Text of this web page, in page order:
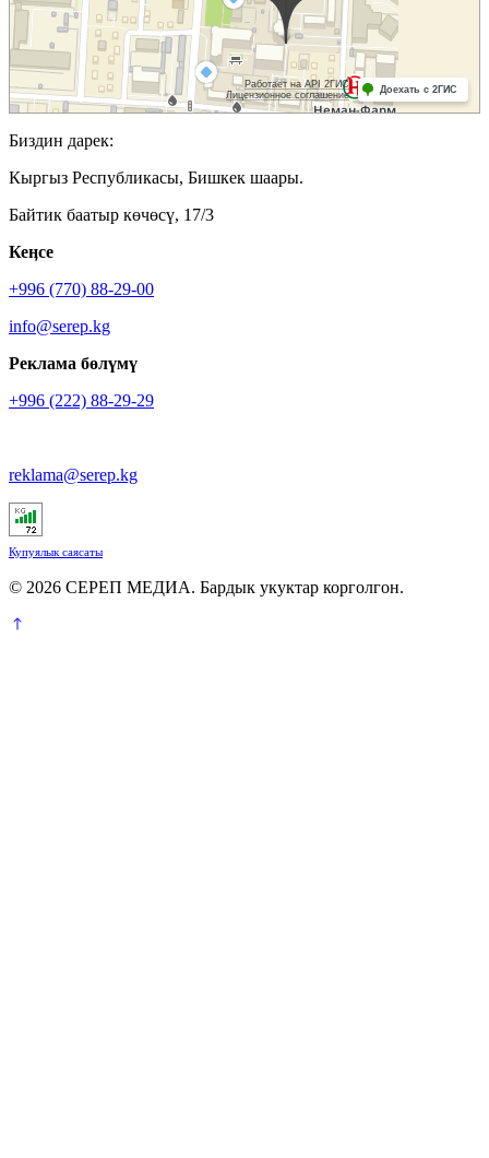
Биздин дарек:
Кыргыз Республикасы, Бишкек шаары.
Байтик баатыр көчөсү, 17/3
Кеӊсе
+996 (770) 88-29-00
info@serep.kg
Реклама бөлүмү
+996 (222) 88-29-29
reklama@serep.kg
Купуялык саясаты
© 2026 СЕРЕП МЕДИА. Бардык укуктар корголгон.